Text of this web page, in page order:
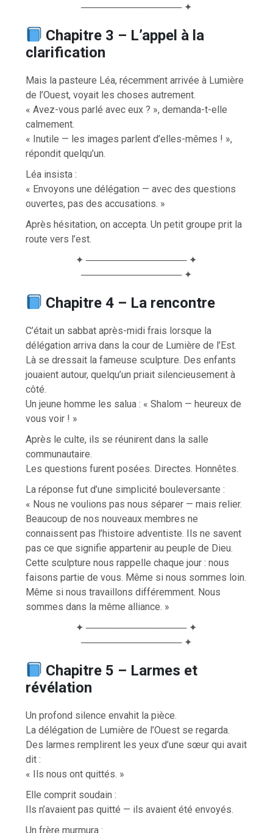
─────────────── ✦
Chapitre 3 – L’appel à la
clarification
Mais la pasteure Léa, récemment arrivée à Lumière
de l’Ouest, voyait les choses autrement.
« Avez-vous parlé avec eux ? », demanda-t-elle
calmement.
« Inutile — les images parlent d’elles-mêmes ! »,
répondit quelqu’un.
Léa insista :
« Envoyons une délégation — avec des questions
ouvertes, pas des accusations. »
Après hésitation, on accepta. Un petit groupe prit la
route vers l’est.
✦ ─────────────── ✦
─────────────── ✦
Chapitre 4 – La rencontre
C’était un sabbat après-midi frais lorsque la
délégation arriva dans la cour de Lumière de l’Est.
Là se dressait la fameuse sculpture. Des enfants
jouaient autour, quelqu’un priait silencieusement à
côté.
Un jeune homme les salua : « Shalom — heureux de
vous voir ! »
Après le culte, ils se réunirent dans la salle
communautaire.
Les questions furent posées. Directes. Honnêtes.
La réponse fut d’une simplicité bouleversante :
« Nous ne voulions pas nous séparer — mais relier.
Beaucoup de nos nouveaux membres ne
connaissent pas l’histoire adventiste. Ils ne savent
pas ce que signifie appartenir au peuple de Dieu.
Cette sculpture nous rappelle chaque jour : nous
faisons partie de vous. Même si nous sommes loin.
Même si nous travaillons différemment. Nous
sommes dans la même alliance. »
✦ ─────────────── ✦
─────────────── ✦
Chapitre 5 – Larmes et
révélation
Un profond silence envahit la pièce.
La délégation de Lumière de l’Ouest se regarda.
Des larmes remplirent les yeux d’une sœur qui avait
dit :
« Ils nous ont quittés. »
Elle comprit soudain :
Ils n’avaient pas quitté — ils avaient été envoyés.
Un frère murmura :